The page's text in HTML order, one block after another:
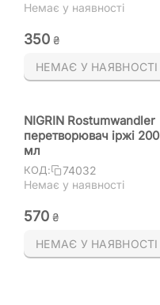
Немає у наявності
‍350‍ ₴
НЕМАЄ У НАЯВНОСТІ
NIGRIN Rostumwandler
перетворювач іржі 200
мл
КОД:
74032
Немає у наявності
‍570‍ ₴
НЕМАЄ У НАЯВНОСТІ